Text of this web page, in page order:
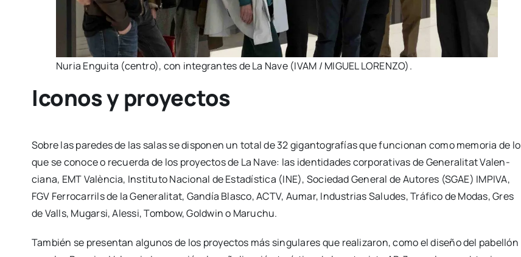
Nuria Engui­ta (cen­tro), con inte­gran­tes de La Nave (IVAM / MIGUEL LORENZO).
Iconos y proyectos
Sobre las pare­des de las salas se dis­po­nen un total de 32 gigan­to­gra­fías que fun­cio­nan como memo­ria de lo
que se cono­ce o recuer­da de los pro­yec­tos de La Nave: las iden­ti­da­des cor­po­ra­ti­vas de Gene­ra­li­tat Valen­
cia­na, EMT Valèn­cia, Ins­ti­tu­to Nacio­nal de Esta­dís­ti­ca (INE), Socie­dad Gene­ral de Auto­res (SGAE) IMPIVA,
FGV Ferro­ca­rrils de la Gene­ra­li­tat, Gan­día Blas­co, ACTV, Aumar, Indus­trias Salu­des, Trá­fi­co de Modas, Gres
de Valls, Mugar­si, Ales­si, Tom­bow, Gold­win o Maru­chu.
Tam­bién se pre­sen­tan algu­nos de los pro­yec­tos más sin­gu­la­res que rea­li­za­ron, como el dise­ño del pabe­llón